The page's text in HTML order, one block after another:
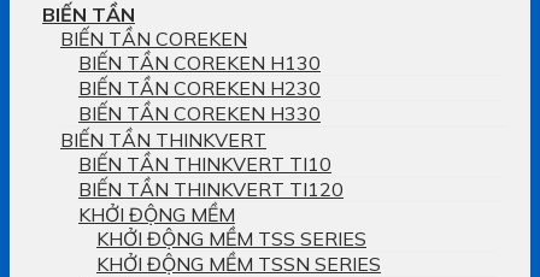
BIẾN TẦN
BIẾN TẦN COREKEN
BIẾN TẦN COREKEN H130
BIẾN TẦN COREKEN H230
BIẾN TẦN COREKEN H330
BIẾN TẦN THINKVERT
BIẾN TẦN THINKVERT TI10
BIẾN TẦN THINKVERT TI120
KHỞI ĐỘNG MỀM
KHỞI ĐỘNG MỀM TSS SERIES
KHỞI ĐỘNG MỀM TSSN SERIES